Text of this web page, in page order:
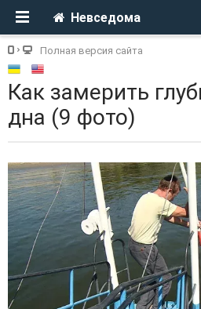
Невседома
Полная версия сайта
Как замерить
дна (9 фото)